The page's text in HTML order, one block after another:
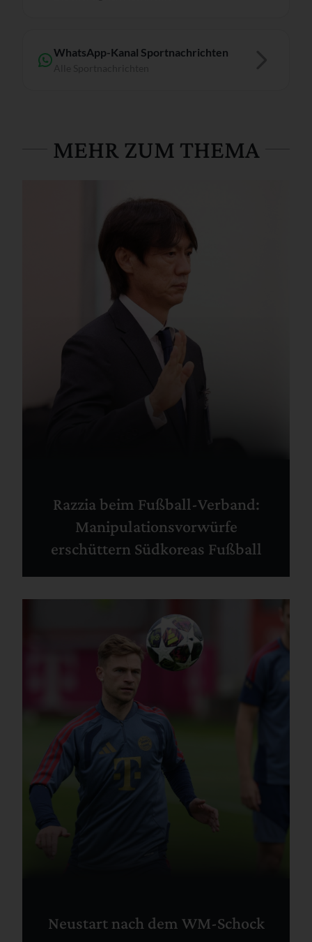
WhatsApp-Kanal Sportnachrichten
MEHR ZUM THEMA
Razzia beim Fußball-Verband:
Manipulationsvorwürfe
erschüttern Südkoreas Fußball
Neustart nach dem WM-Schock